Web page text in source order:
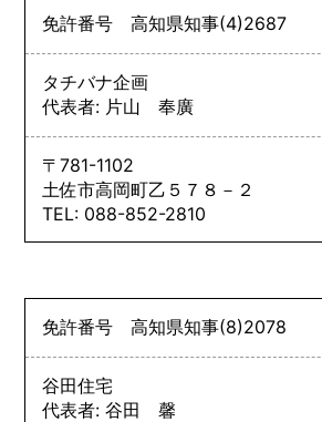
免許番号高知県知事(4)2687
タチバナ企画
代表者: 片山 奉廣
〒781-1102
土佐市高岡町乙５７８－２
TEL: 088-852-2810
免許番号高知県知事(8)2078
谷田住宅
代表者: 谷田 馨